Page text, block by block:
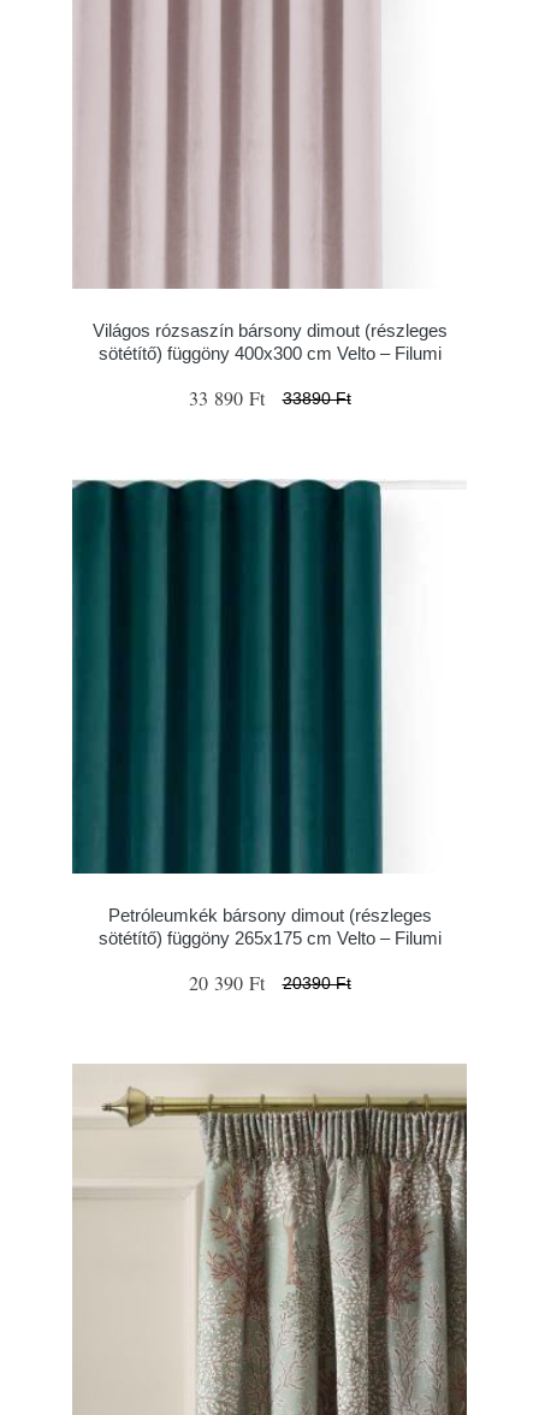
Világos rózsaszín bársony dimout (részleges
sötétítő) függöny 400x300 cm Velto – Filumi
33 890 Ft 33890 Ft
Petróleumkék bársony dimout (részleges
sötétítő) függöny 265x175 cm Velto – Filumi
20 390 Ft 20390 Ft